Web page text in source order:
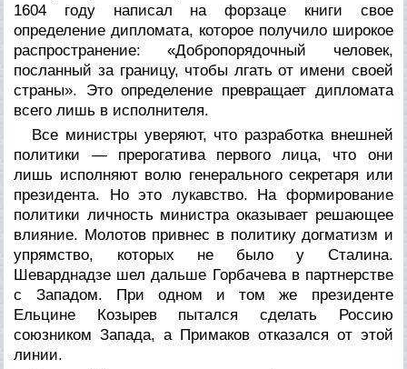
1604 году написал на форзаце книги свое
определение дипломата, которое получило широкое
распространение: «Добропорядочный человек,
посланный за границу, чтобы лгать от имени своей
страны». Это определение превращает дипломата
всего лишь в исполнителя.
Все министры уверяют, что разработка внешней
политики — прерогатива первого лица, что они
лишь исполняют волю генерального секретаря или
президента. Но это лукавство. На формирование
политики личность министра оказывает решающее
влияние. Молотов привнес в политику догматизм и
упрямство, которых не было у Сталина.
Шеварднадзе шел дальше Горбачева в партнерстве
с Западом. При одном и том же президенте
Ельцине Козырев пытался сделать Россию
союзником Запада, а Примаков отказался от этой
линии.